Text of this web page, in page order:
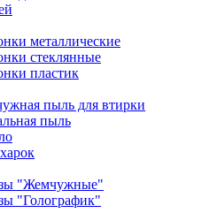
металлические
стеклянные
пластик
пыль для втирки
пыль
"Жемчужные"
"Голографик"